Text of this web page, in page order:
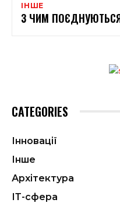
ІНШЕ
З ЧИМ ПОЄДНУЮТЬСЯ
CATEGORIES
Інновації
Інше
Архітектура
ІТ-сфера